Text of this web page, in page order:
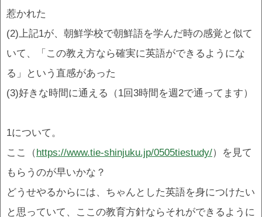
惹かれた
(2)上記1が、朝鮮学校で朝鮮語を学んだ時の感覚と似て
いて、「この教え方なら確実に英語ができるようにな
る」という直感があった
(3)好きな時間に通える（1回3時間を週2で通ってます）
1について。
ここ（https://www.tie-shinjuku.jp/0505tiestudy/）を見て
もらうのが早いかな？
どうせやるからには、ちゃんとした英語を身につけたい
と思っていて、ここの教育方針ならそれができるように